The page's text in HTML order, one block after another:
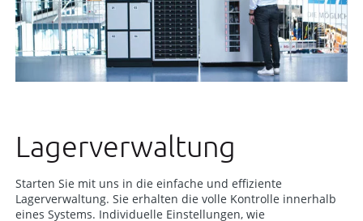
Lagerverwaltung
Starten Sie mit uns in die einfache und effiziente
Lagerverwaltung. Sie erhalten die volle Kontrolle innerhalb
eines Systems. Individuelle Einstellungen, wie